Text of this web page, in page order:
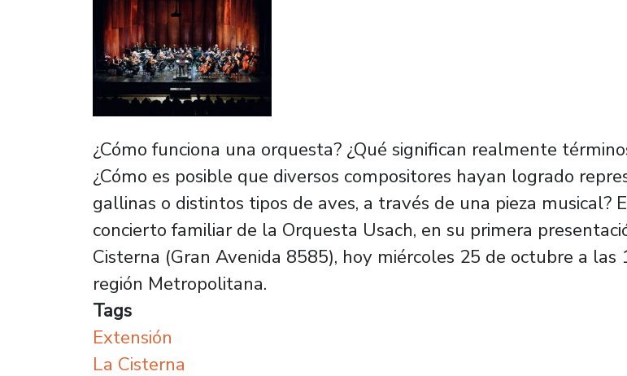
¿Cómo funciona una orquesta? ¿Qué significan realmente
¿Cómo es posible que diversos compositores hayan logrado
gallinas o distintos tipos de aves, a través de una pieza musical?
concierto familiar de la Orquesta Usach, en su primera
Cisterna (Gran Avenida 8585), hoy miércoles 25 de octubre a
región Metropolitana.
Tags
Extensión
La Cisterna